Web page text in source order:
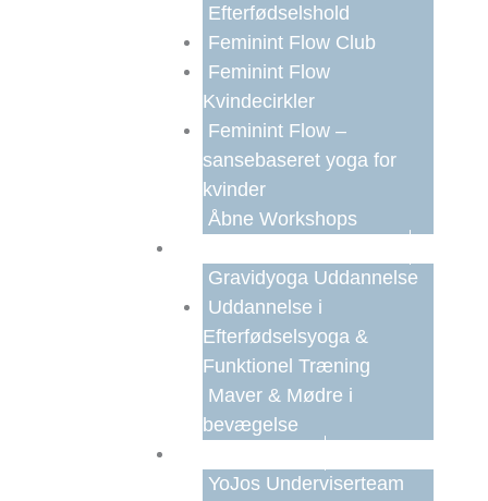
Efterfødselshold
Feminint Flow Club
Feminint Flow
Kvindecirkler
Feminint Flow –
sansebaseret yoga for
kvinder
Åbne Workshops
Gravidyoga Uddannelse
Uddannelse i
Efterfødselsyoga &
Funktionel Træning
Maver & Mødre i
bevægelse
YoJos Underviserteam